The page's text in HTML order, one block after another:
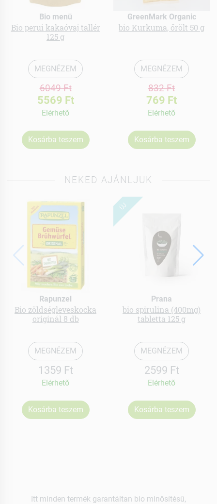
Bio menü
Bio perui kakaóvaj tallér
125 g
MEGNÉZEM
6049 Ft
5569 Ft
Elérhetõ
Kosárba teszem
GreenMark Organic
bio Kurkuma, őrölt 50 g
MEGNÉZEM
832 Ft
769 Ft
Elérhetõ
Kosárba teszem
NEKED AJÁNLJUK
Rapunzel
Bio zöldségleveskocka
originál 8 db
MEGNÉZEM
1359 Ft
Elérhetõ
Kosárba teszem
ÚJ
Prana
bio spirulina (400mg)
tabletta 125 g
MEGNÉZEM
2599 Ft
Elérhetõ
Kosárba teszem
Itt minden termék garantáltan bio minősítésű,